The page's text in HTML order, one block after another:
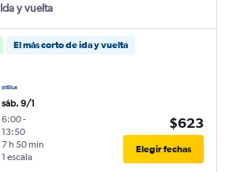
Ida y vuelta
El más corto de ida y vuelta
sáb. 9/1
6:00-
13:50
1 escala
7 h 50 min
$623
Elegir fechas